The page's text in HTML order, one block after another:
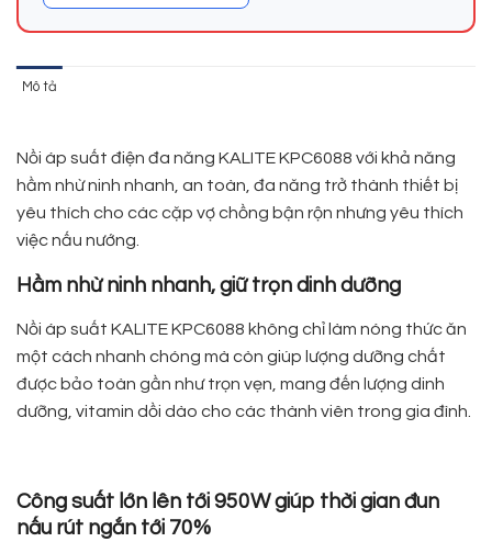
Mô tả
Nồi áp suất điện đa năng KALITE KPC6088 với khả năng
hầm nhừ ninh nhanh, an toàn, đa năng trở thành thiết bị
yêu thích cho các cặp vợ chồng bận rộn nhưng yêu thích
việc nấu nướng.
Hầm nhừ ninh nhanh, giữ trọn dinh dưỡng
Nồi áp suất KALITE KPC6088 không chỉ làm nóng thức ăn
một cách nhanh chóng mà còn giúp lượng dưỡng chất
được bảo toàn gần như trọn vẹn, mang đến lượng dinh
dưỡng, vitamin dồi dào cho các thành viên trong gia đình.
Công suất lớn lên tới 950W giúp thời gian đun
nấu rút ngắn tới 70%